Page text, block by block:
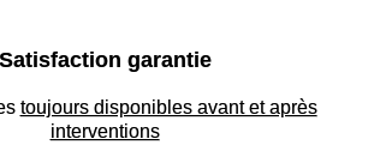
Satisfaction garantie
toujours disponibles avant et après
interventions